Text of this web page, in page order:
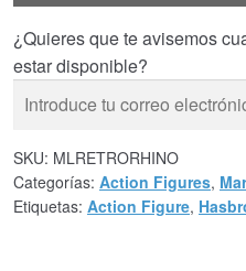
¿Quieres que te avisemos
estar disponible?
SKU: MLRETRORHINO
Categorías: Action Figures,
Etiquetas: Action Figure,